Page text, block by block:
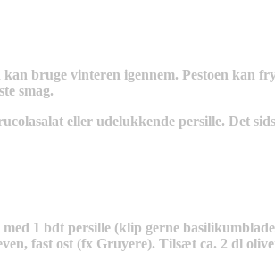
bruge vinteren igennem. Pestoen kan
smag.
eller udelukkende persille. Det
1 bdt persille (klip gerne
fast ost (fx Gruyere). Tilsæt ca. 2 dl